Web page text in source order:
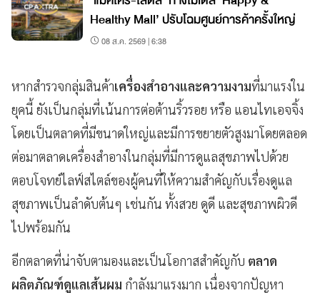
Healthy Mall’ ปรับโฉมศูนย์การค้าครั้งใหญ่
08 ส.ค. 2569 | 6:38
หากสำรวจกลุ่มสินค้าเครื่องสำอางและความงามที่มาแรงใน
ยุคนี้ ยังเป็นกลุ่มที่เน้นการต่อต้านริ้วรอย หรือ แอนไทเอจจิ้ง
โดยเป็นตลาดที่มีขนาดใหญ่และมีการขยายตัวสูงมาโดยตลอด
ต่อมาตลาดเครื่องสำอางในกลุ่มที่มีการดูแลสุขภาพไปด้วย
ตอบโจทย์ไลฟ์สไตล์ของผู้คนที่ให้ความสำคัญกับเรื่องดูแล
สุขภาพเป็นลำดับต้นๆ เช่นกัน ทั้งสวย ดูดี และสุขภาพผิวดี
ไปพร้อมกัน
อีกตลาดที่น่าจับตามองและเป็นโอกาสสำคัญกับ ตลาด
ผลิตภัณฑ์ดูแลเส้นผม กำลังมาแรงมาก เนื่องจากปัญหา